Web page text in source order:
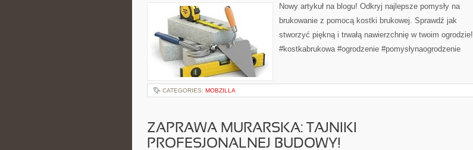
NAJLEPSZE
POMYSŁY
BRUKOWANIE!
Nowy artykuł na blogu! Odkryj najlepsze pomysły na
brukowanie z pomocą kostki brukowej. Sprawdź jak
stworzyć piękną i trwałą nawierzchnię w twoim ogrodzie!
#kostkabrukowa #ogrodzenie #pomysłynaogrodzenie
CATEGORIES: MOBZILLA
ZAPRAWA MURARSKA: TAJNIKI
PROFESJONALNEJ BUDOWY!